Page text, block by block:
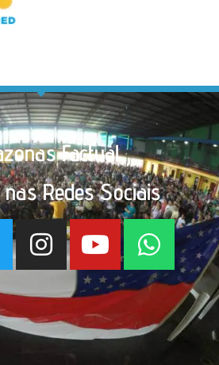
Factual
Redes Sociais